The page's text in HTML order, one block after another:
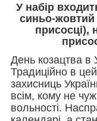
У набір
синьо-
присосці),
День козацтва в
Традиційно в цей
захисниць
всім, кому не
вольності.